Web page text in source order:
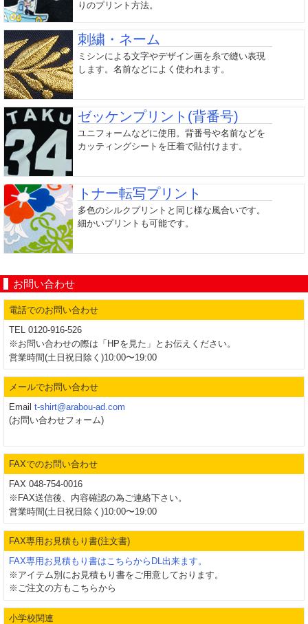
りのプリント方法。
刺繍・ネーム
ミシンによる文字やデザイン画を糸で縫い表現
します。名前などによく使われます。
ゼッケンプリント(背番号)
ユニフォームなどに使用。背番号や名前などを
カッティングシートを圧着で貼付けます。
トナー転写プリント
多色のシルクプリントと同じ様な風合いです。
細かいプリントも可能です。
お問い合わせ
電話でのお問い合わせ
TEL 0120-916-526
※お問い合わせの際は「HPを見た」とお伝えください。
営業時間(土日祝日除く)10:00〜19:00
メールでお問い合わせ
Email t-shirt@arabou-ad.com
(お問い合わせフォーム)
FAXでのお問い合わせ
FAX 048-754-0016
※FAX送信後、内容確認の為ご連絡下さい。
営業時間(土日祝日除く)10:00〜19:00
FAX専用お見積もり書(注文書)
FAX専用お見積もり書はこちらからDL出来ます。
※アイテム別にお見積もり書をご用意しております。
※ご注文の方もこちらから
小学校関連